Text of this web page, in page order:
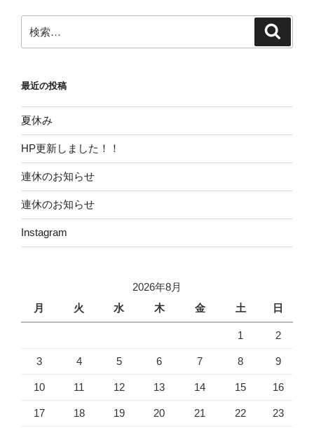
ン
索:
最近の投稿
夏休み
HP更新しました！！
連休のお知らせ
連休のお知らせ
Instagram
2026年8月
月
火 水 木 金 土 日
1 2
3 4 5 6 7 8 9
10 11 12 13 14 15 16
17 18 19 20 21 22 23